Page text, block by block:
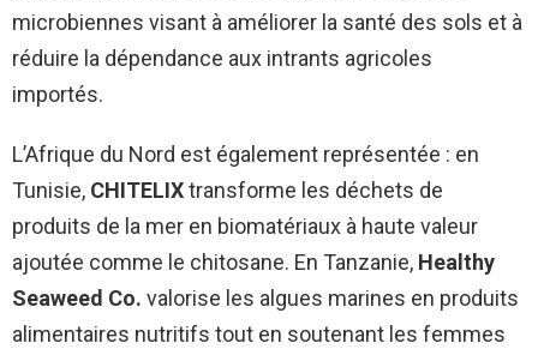
microbiennes visant à améliorer la santé des sols et à
réduire la dépendance aux intrants agricoles
importés.
L’Afrique du Nord est également représentée : en
Tunisie, CHITELIXtransforme les déchets de
produits de la mer en biomatériaux à haute valeur
ajoutée comme le chitosane. En Tanzanie, Healthy
Seaweed Co. valorise les algues marines en produits
alimentaires nutritifs tout en soutenant les femmes